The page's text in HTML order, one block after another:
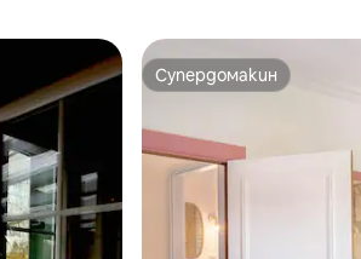
гостите Супердомакин
Супердомакин